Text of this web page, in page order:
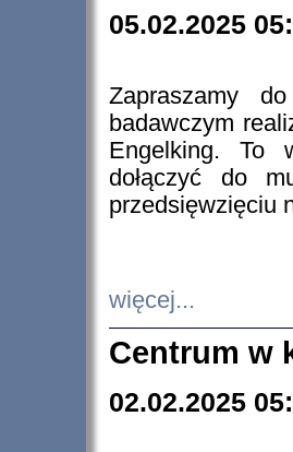
05.02.2025
Zapraszamy
badawczym
Engelking. To
dołączyć do
przedsięwzięciu
więcej...
Centrum w
02.02.2025